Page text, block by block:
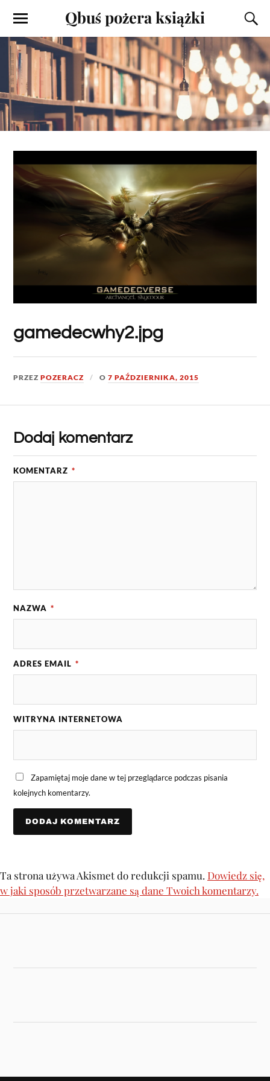
Qbuś pożera książki
gamedecwhy2.jpg
PRZEZPOZERACZ O7 PAŹDZIERNIKA, 2015
Dodaj komentarz
KOMENTARZ *
NAZWA *
ADRES EMAIL *
WITRYNA INTERNETOWA
Zapamiętaj moje dane w tej przeglądarce podczas pisania
kolejnych komentarzy.
Ta strona używa Akismet do redukcji spamu. Dowiedz się,
w jaki sposób przetwarzane są dane Twoich komentarzy.